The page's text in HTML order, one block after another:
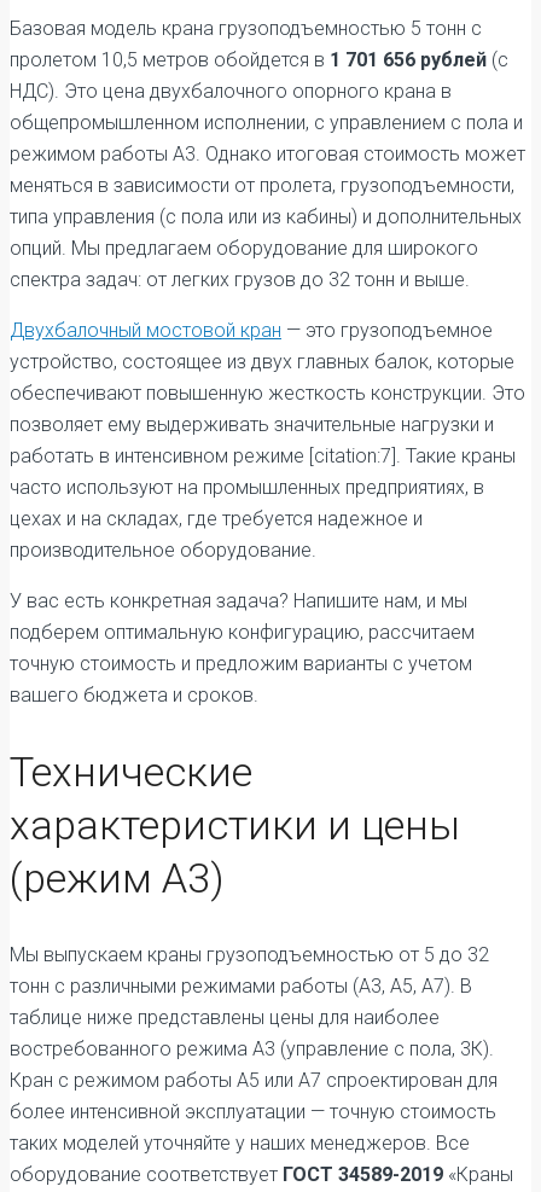
Базовая модель крана грузоподъемностью 5 тонн с
пролетом 10,5 метров обойдется в 1 701 656 рублей (с
НДС). Это цена двухбалочного опорного крана в
общепромышленном исполнении, с управлением с пола и
режимом работы А3. Однако итоговая стоимость может
меняться в зависимости от пролета, грузоподъемности,
типа управления (с пола или из кабины) и дополнительных
опций. Мы предлагаем оборудование для широкого
спектра задач: от легких грузов до 32 тонн и выше.
Двухбалочный мостовой кран — это грузоподъемное
устройство, состоящее из двух главных балок, которые
обеспечивают повышенную жесткость конструкции. Это
позволяет ему выдерживать значительные нагрузки и
работать в интенсивном режиме [citation:7]. Такие краны
часто используют на промышленных предприятиях, в
цехах и на складах, где требуется надежное и
производительное оборудование.
У вас есть конкретная задача? Напишите нам, и мы
подберем оптимальную конфигурацию, рассчитаем
точную стоимость и предложим варианты с учетом
вашего бюджета и сроков.
Технические
характеристики и цены
(режим А3)
Мы выпускаем краны грузоподъемностью от 5 до 32
тонн с различными режимами работы (А3, А5, А7). В
таблице ниже представлены цены для наиболее
востребованного режима А3 (управление с пола, 3К).
Кран с режимом работы А5 или А7 спроектирован для
более интенсивной эксплуатации — точную стоимость
таких моделей уточняйте у наших менеджеров. Все
оборудование соответствует ГОСТ 34589-2019 «Краны